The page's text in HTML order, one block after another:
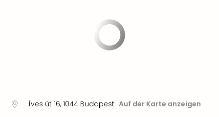
Íves út 16, 1044 Budapest Auf der Karte anzeigen